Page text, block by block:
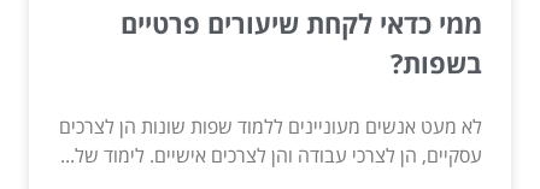
ממי כדאי לקחת שיעורים פרטיים
בשפות?
לא מעט אנשים מעוניינים ללמוד שפות שונות הן לצרכים
עסקיים, הן לצרכי עבודה והן לצרכים אישיים. לימוד של...